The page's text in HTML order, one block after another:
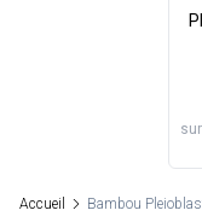
sur
Accueil Bambou